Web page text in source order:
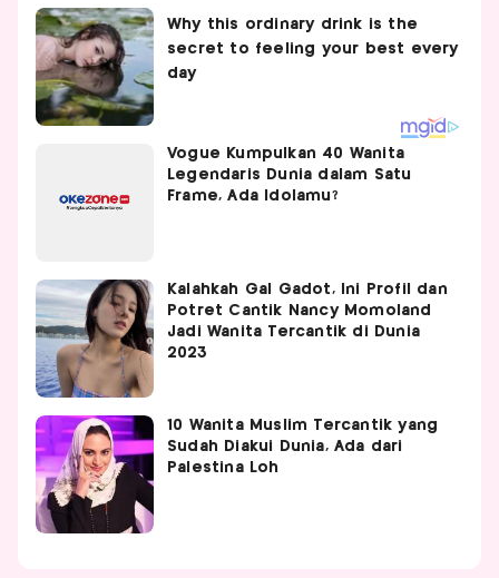
Vogue Kumpulkan 40 Wanita
Legendaris Dunia dalam Satu
Frame, Ada Idolamu?
Kalahkah Gal Gadot, Ini Profil dan
Potret Cantik Nancy Momoland
Jadi Wanita Tercantik di Dunia
2023
10 Wanita Muslim Tercantik yang
Sudah Diakui Dunia, Ada dari
Palestina Loh